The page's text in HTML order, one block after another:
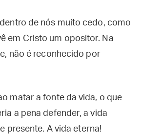
de nós muito cedo, como
em Cristo um opositor. Na
não é reconhecido por
matar a fonte da vida, o que
a pena defender, a vida
presente. A vida eterna!